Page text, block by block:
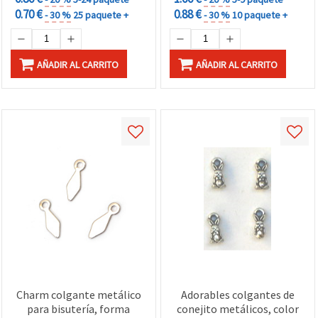
0.70 €- 30 % 25 paquete +
AÑADIR AL CARRITO
0.88 €- 30 %10 paquete +
AÑADIR AL CARRITO
Charm colgante metálico
para bisutería, forma
Adorables colgantes de
conejito metálicos, color